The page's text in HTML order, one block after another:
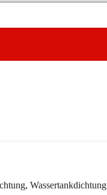
Wassertankdichtung